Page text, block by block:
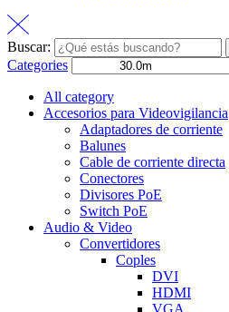
Buscar:
Categories
All category
Accesorios para Videovigilancia
Adaptadores de corriente
Balunes
Cable de corriente directa
Conectores
Divisores PoE
Switch PoE
Audio & Video
Convertidores
Coples
DVI
HDMI